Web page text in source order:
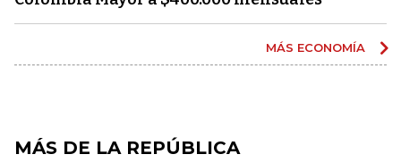
MÁS ECONOMÍA
MÁS DE LA REPÚBLICA